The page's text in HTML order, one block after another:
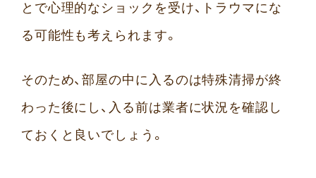
とで心理的なショックを受け、トラウマにな
る可能性も考えられます。
そのため、部屋の中に入るのは特殊清掃が終
わった後にし、入る前は業者に状況を確認し
ておくと良いでしょう。